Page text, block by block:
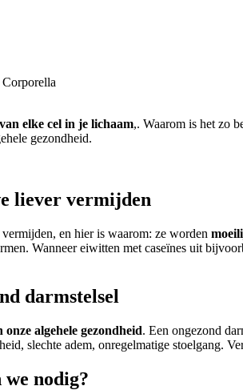
Corporella
elke cel in je lichaam,. Waarom is het zo
gezondheid.
liever vermijden
en hier is waarom: ze worden
Wanneer eiwitten met caseïnes uit
darmstelsel
algehele gezondheid. Een ongezond
slechte adem, onregelmatige stoelgang.
nodig?